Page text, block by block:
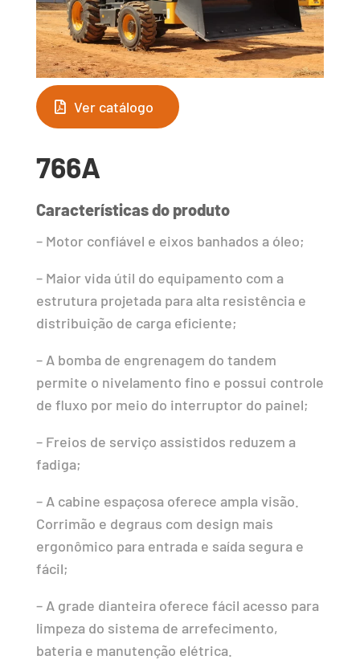
Ver catálogo
766A
Características do produto
– Motor confiável e eixos banhados a óleo;
– Maior vida útil do equipamento com a
estrutura projetada para alta resistência e
distribuição de carga eficiente;
– A bomba de engrenagem do tandem
permite o nivelamento fino e possui controle
de fluxo por meio do interruptor do painel;
– Freios de serviço assistidos reduzem a
fadiga;
– A cabine espaçosa oferece ampla visão.
Corrimão e degraus com design mais
ergonômico para entrada e saída segura e
fácil;
– A grade dianteira oferece fácil acesso para
limpeza do sistema de arrefecimento,
bateria e manutenção elétrica.